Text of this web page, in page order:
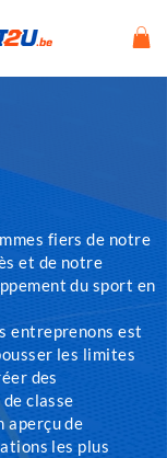
fiers de notre
et de notre
du sport en
entreprenons est
les limites
des
classe
aperçu de
les plus